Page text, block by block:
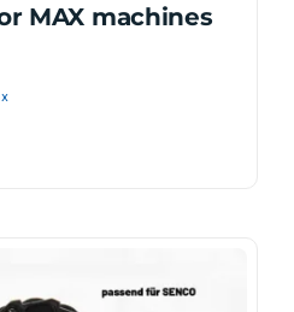
MAX machines